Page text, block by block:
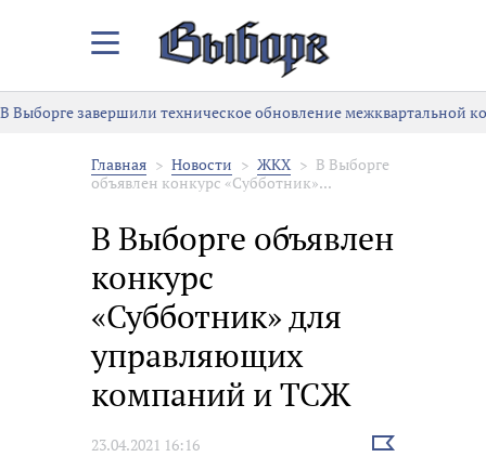
Закрыть/
меню
В Выборге завершили техническое обновление межквартальной
Главная Новости ЖКХ
В Выборге
объявлен конкурс «Субботник»...
В Выборге объявлен
конкурс
«Субботник» для
управляющих
компаний и ТСЖ
23.04.2021 16:16
Выбрать